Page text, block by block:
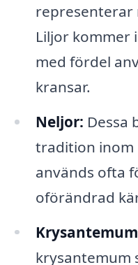
representerar
Liljor kommer
med fördel
kransar.
Neljor: Dessa
tradition inom
används ofta
oförändrad
krysantemum